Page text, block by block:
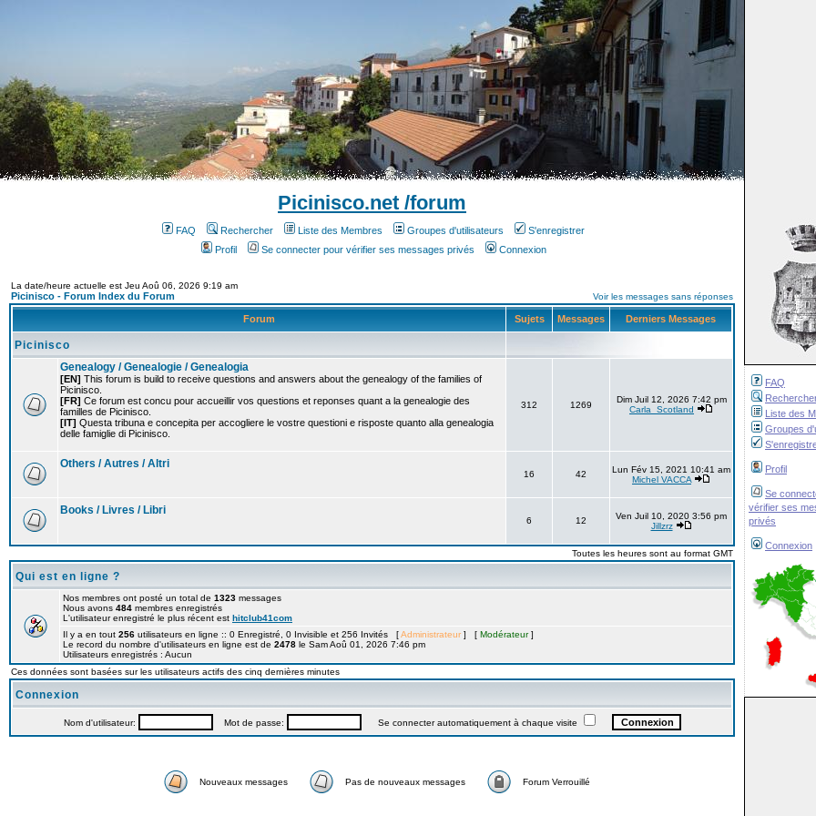
FAQ
Liste des
Groupes
Profil
Se
vérifier ses
privés
Connexion
Picinisco.net /forum
FAQ Rechercher Liste des Membres Groupes d'utilisateurs
S'enregistrer
Profil
Se connecter pour vérifier ses messages privés Connexion
La date/heure actuelle est Jeu Aoû 06, 2026 9:19 am
Picinisco - Forum Index du Forum Voir les messages sans réponses
Forum Sujets Messages Derniers Messages
Picinisco
Genealogy / Genealogie / Genealogia
[EN] This forum is build to receive questions and answers about the genealogy of the families of
Picinisco.
[FR] Ce forum est concu pour accueillir vos questions et reponses quant a la genealogie des
familles de Picinisco.
[IT] Questa tribuna e concepita per accogliere le vostre questioni e risposte quanto alla genealogia
delle famiglie di Picinisco.
312 1269
Dim Juil 12, 2026 7:42 pm
Carla_Scotland
Others / Autres / Altri
16 42
Lun Fév 15, 2021 10:41 am
Michel VACCA
Books / Livres / Libri
6 12
Ven Juil 10, 2020 3:56 pm
Jillzrz
Toutes les heures sont au format GMT
Qui est en ligne ?
Nos membres ont posté un total de 1323 messages
Nous avons 484 membres enregistrés
L'utilisateur enregistré le plus récent est hitclub41com
Il y a en tout 256 utilisateurs en ligne :: 0 Enregistré, 0 Invisible et 256 Invités [Administrateur ] [ Modérateur]
Le record du nombre d'utilisateurs en ligne est de 2478 le Sam Aoû 01, 2026 7:46 pm
Utilisateurs enregistrés : Aucun
Ces données sont basées sur les utilisateurs actifs des cinq dernières minutes
Connexion
Nom d'utilisateur: Mot de passe: Se connecter automatiquement à chaque visite
Nouveaux messages Pas de nouveaux messages Forum Verrouillé